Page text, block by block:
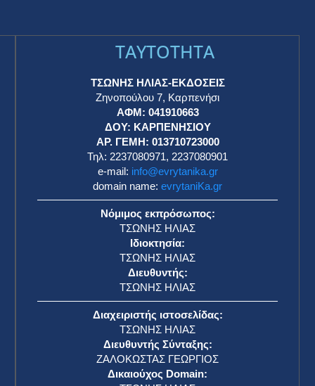
TAYTOTHTA
ΤΣΩΝΗΣ ΗΛΙΑΣ-ΕΚΔΟΣΕΙΣ
Ζηνοπούλου 7, Καρπενήσι
ΑΦΜ: 041910663
ΔΟΥ: ΚΑΡΠΕΝΗΣΙΟΥ
ΑΡ. ΓΕΜΗ: 013710723000
Τηλ: 2237080971, 2237080901
e-mail: info@evrytanika.gr
domain name: evrytaniKa.gr
Νόμιμος εκπρόσωπος:
ΤΣΩΝΗΣ ΗΛΙΑΣ
Ιδιοκτησία:
ΤΣΩΝΗΣ ΗΛΙΑΣ
Διευθυντής:
ΤΣΩΝΗΣ ΗΛΙΑΣ
Διαχειριστής ιστοσελίδας:
ΤΣΩΝΗΣ ΗΛΙΑΣ
Διευθυντής Σύνταξης:
ΖΑΛΟΚΩΣΤΑΣ ΓΕΩΡΓΙΟΣ
Δικαιούχος Domain: